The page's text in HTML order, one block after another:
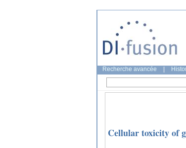
Recherche avancée
Cellular toxicity of